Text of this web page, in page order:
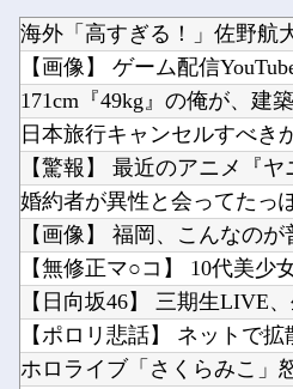
【艦これ】 E5までフランス艦出せると本当にスゴいよね
【2軍】 DeNA・森敬斗、中堅UZR 8.2時点【 11.6】14球団トップ
【悲報】 めっちゃカメレオンさん、早速パクリゲーが任天堂ストアに登場してしまう……
Powered by livedoor 相互RSS
【日向坂46】 三期生LIVE